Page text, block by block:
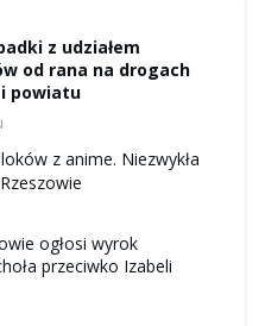
z udziałem
od rana na drogach
i powiatu
z anime. Niezwykła
ogłosi wyrok
przeciwko Izabeli